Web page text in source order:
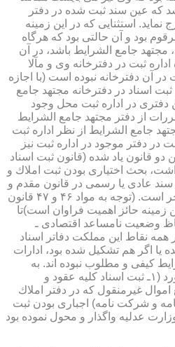
كه عین سند ثبت شده در دفتر
استثنایی كه در این زمینه
۸۵ قانون مرقوم بود و آن حالتی بود كه هرگاه
جامع الشرایط باشد، در آن
ثبت در دفترخانه وی و مآلا
در آن دفترخانه نبوده است (با اجازه
اسناد در دفترخانه مجتهد جامع
دفتری در اداره ثبت محل وجود
از دفتر مجتهد جامع الشرایط
جامع الشرایط از نظر اداره ثبت
در دفتر موجود در اداره ثبت نیز
قانون یاد شده (قانون ثبت اسناد
۱۳۱۰) وجود داشت، بحث اختیاری بودن ثبت املاك و
سند عادی یا رسمی در قانون مقدم و
اجباری شدن آن در قانون موخر است. (توجه به مواد ۴۶ و ۴۷ قانون
و املاك ۱۳۱۰ در این زمینه حائز اهمیت فراوان است)تا
وضعیت نامساعد اقتصادی ـ
همه نقاط این مملكت دفاتر اسناد
یا اگر هم تشكیل شده بود، ادارات
كیفی و مطلوب نبوده اند. به
همین جهت قانونگذار در دو مورد (۱ـ ثبت اسناد كلیه عقود و
اموال غیرمنقول كه در دفتر املاك
هبه نامه و شركت نامه) اجباری بودن ثبت
عدلیه واگذار و محول نموده بود